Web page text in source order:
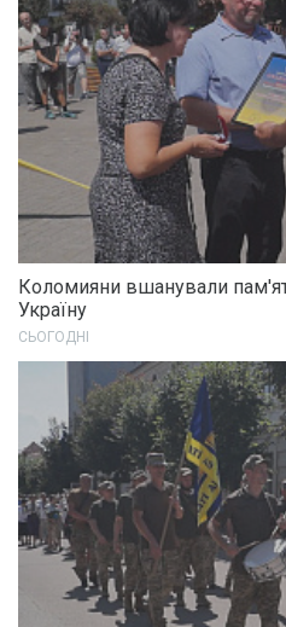
Коломияни вшанували
Україну
СЬОГОДНІ